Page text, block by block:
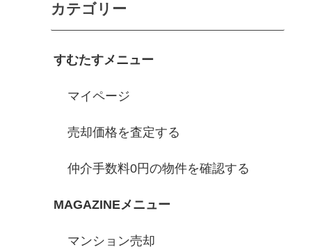
カテゴリー
すむたすメニュー
マイページ
売却価格を査定する
仲介手数料0円の物件を確認する
MAGAZINEメニュー
マンション売却